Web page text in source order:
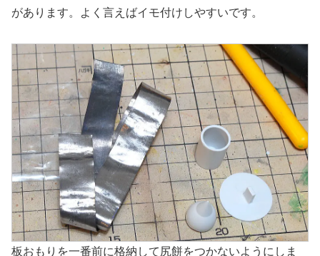
があります。よく言えばイモ付けしやすいです。
板おもりを一番前に格納して尻餅をつかないようにしま